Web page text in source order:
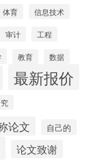
体育 信息技术
审计 工程
教育 数据
最新报价
论文 自己的
论文致谢